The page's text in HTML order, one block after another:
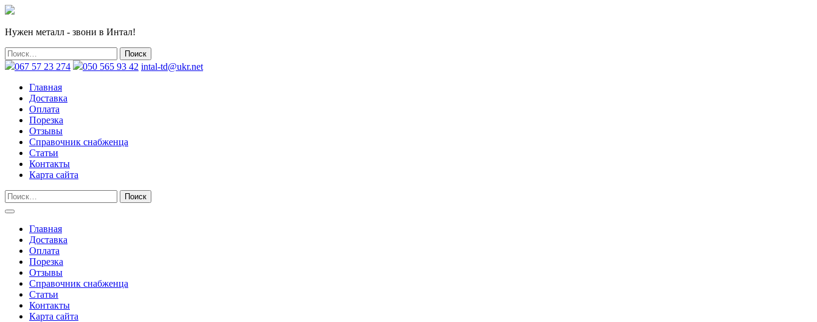
Нужен металл - звони в Интал!
067 57 23 274 050 565 93 42 intal-td@ukr.net
Главная
Доставка
Оплата
Порезка
Отзывы
Справочник снабженца
Статьи
Контакты
Карта сайта
Главная
Доставка
Оплата
Порезка
Отзывы
Справочник снабженца
Статьи
Контакты
Карта сайта